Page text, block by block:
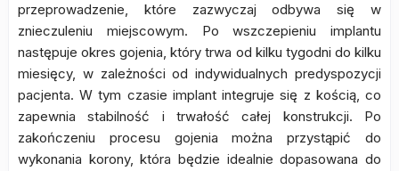
przeprowadzenie, które zazwyczaj odbywa się w
znieczuleniu miejscowym. Po wszczepieniu implantu
następuje okres gojenia, który trwa od kilku tygodni do kilku
miesięcy, w zależności od indywidualnych predyspozycji
pacjenta. W tym czasie implant integruje się z kością, co
zapewnia stabilność i trwałość całej konstrukcji. Po
zakończeniu procesu gojenia można przystąpić do
wykonania korony, która będzie idealnie dopasowana do